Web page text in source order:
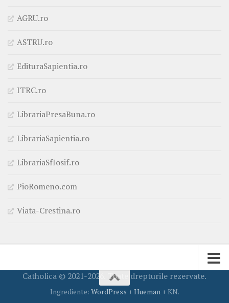
AGRU.ro
ASTRU.ro
EdituraSapientia.ro
ITRC.ro
LibrariaPresaBuna.ro
LibrariaSapientia.ro
LibrariaSfIosif.ro
PioRomeno.com
Viata-Crestina.ro
Catholica © 2021-2026. Toate drepturile rezervate.
Ingrediente: WordPress +Hueman+ KN.